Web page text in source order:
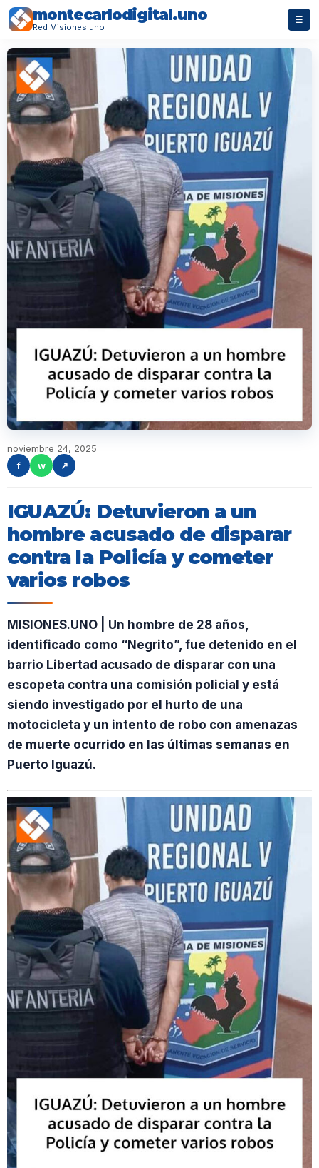
montecarlodigital.uno
Red Misiones.uno
☰
noviembre 24, 2025
f
w ↗
IGUAZÚ: Detuvieron a un
hombre acusado de disparar
contra la Policía y cometer
varios robos
MISIONES.UNO | Un hombre de 28 años,
identificado como “Negrito”, fue detenido en el
barrio Libertad acusado de disparar con una
escopeta contra una comisión policial y está
siendo investigado por el hurto de una
motocicleta y un intento de robo con amenazas
de muerte ocurrido en las últimas semanas en
Puerto Iguazú.